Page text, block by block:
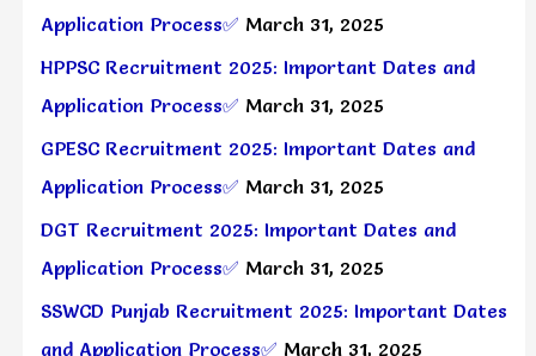
Application Process✅ March 31, 2025
HPPSC Recruitment 2025: Important Dates and
Application Process✅ March 31, 2025
GPESC Recruitment 2025: Important Dates and
Application Process✅ March 31, 2025
DGT Recruitment 2025: Important Dates and
Application Process✅ March 31, 2025
SSWCD Punjab Recruitment 2025: Important Dates
and Application Process✅ March 31, 2025